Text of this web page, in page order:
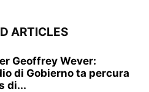
ARTICLES
Geoffrey Wever:
di Gobierno ta percura
di...